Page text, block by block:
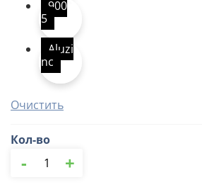
900
5
Aluzi
nc
Очистить
Кол-во
товара
- +